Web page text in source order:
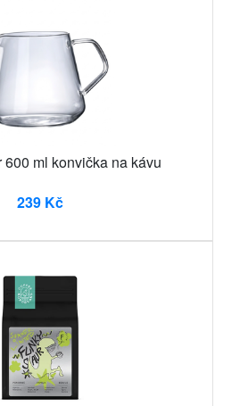
600 ml konvička na kávu
239 Kč